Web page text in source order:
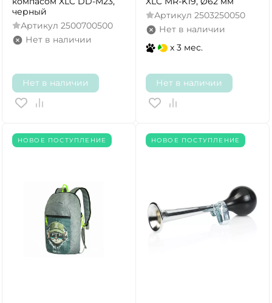
черный
Артикул 2500700500
Нет в наличии
Нет в наличии
Артикул 2503250050
Нет в наличии
x 3 мес.
Нет в наличии
НОВОЕ ПОСТУПЛЕНИЕ НОВОЕ ПОСТУПЛЕНИЕ